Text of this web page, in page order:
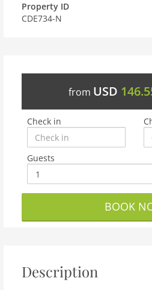
Property ID
CDE734-N
from USD
Check in
Guests
BOOK
Description